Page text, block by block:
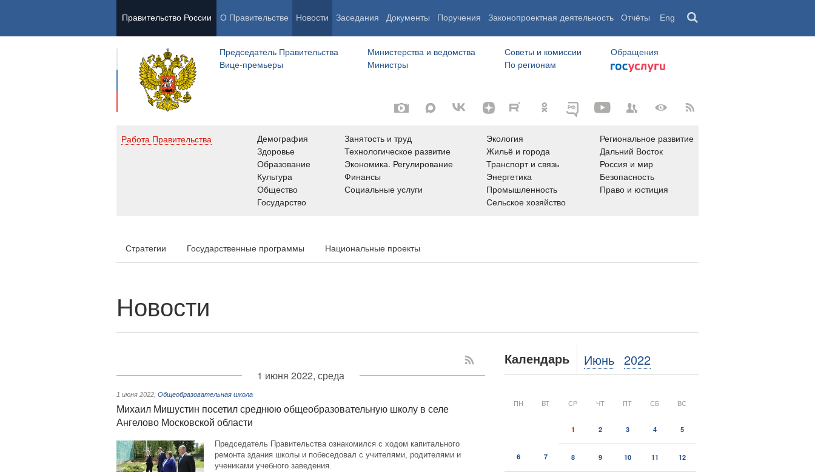
Правительство России О Правительстве Новости Заседания Документы Поручения Законопроектная деятельность Отчёты Eng
Председатель Правительства
Вице-премьеры
Министерства и ведомства
Министры
Советы и комиссии
По регионам
Обращения
Работа Правительства
Демография
Здоровье
Образование
Культура
Общество
Государство
Занятость и труд
Технологическое развитие
Экономика. Регулирование
Финансы
Социальные услуги
Экология
Жильё и города
Транспорт и связь
Энергетика
Промышленность
Сельское хозяйство
Региональное развитие
Дальний Восток
Россия и мир
Безопасность
Право и юстиция
Стратегии Государственные программы Национальные проекты
Новости
1 июня 2022, среда
1 июня 2022 Общеобразовательная школа
Михаил Мишустин посетил среднюю общеобразовательную школу в селе
Ангелово Московской области
Председатель Правительства ознакомился с ходом капитального
ремонта здания школы и побеседовал с учителями, родителями и
учениками учебного заведения.
Календарь Июнь 2022
ПН ВТ СР ЧТ ПТ СБ ВС
1 2 3 4 5
6 7 8 9 10 11 12